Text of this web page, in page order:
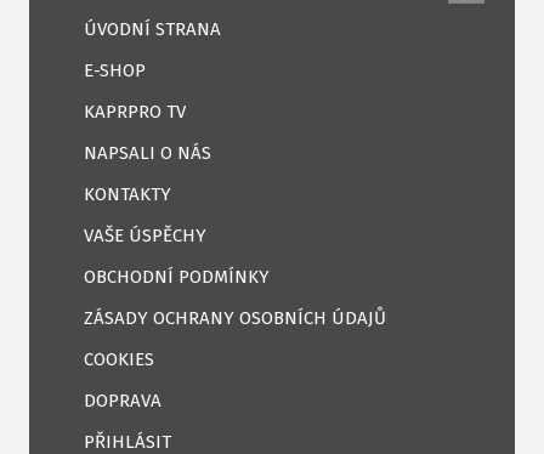
ÚVODNÍ STRANA
E-SHOP
KAPRPRO TV
NAPSALI O NÁS
KONTAKTY
VAŠE ÚSPĚCHY
OBCHODNÍ PODMÍNKY
ZÁSADY OCHRANY OSOBNÍCH ÚDAJŮ
COOKIES
DOPRAVA
PŘIHLÁSIT